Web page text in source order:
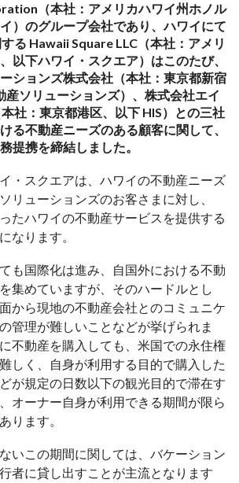
（本社：アメリカハワイ州ホノル
）のグループ会社であり、ハワイにて
る Hawaii Square LLC（本社：アメリ
以下ハワイ・スクエア）はこのたび、
ションズ株式会社（本社：東京都新宿
産ソリューションズ）、株式会社エイ
社：東京都港区、以下 HIS）との三社
る不動産ニーズのある顧客に関して、
提携を締結しました。
・スクエアは、ハワイの不動産ニーズ
リューションズのお客さまに対し、
たハワイの不動産サービスを提供する
なります。
も国際化は進み、自国外における不動
集めていますが、そのハードルとし
から現地の不動産会社とのコミュニケ
管理が難しいことなどが挙げられま
不動産を購入しても、米国での永住権
しく、自身が利用する目的で購入した
が規定の日数以下の観光目的で滞在す
オーナー自身が利用できる期間が限ら
ります。
いこの期間に関しては、バケーション
者に貸し出すことが主流となります